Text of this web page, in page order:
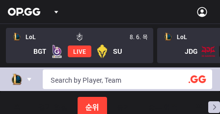
LoL 8. 6. 목
BGT LIVE SU
LoL
JDG
순위 프로빌